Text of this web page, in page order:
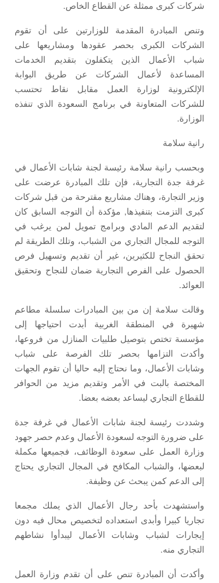
شركات كبرى ممثلة عن القطاع الخاص.
وتنص المبادرة المقدمة للوزارتين على أن تقوم
الشركات الكبرى بحصر عقودها ومشاريعها على
شباب الأعمال الذين يتكفلون بتقديم الخدمات
المساعدة لأعمال الشركات عن طريق البوابة
الإلكترونية لوزارة العمل مقابل نقاط تحتسب
للشركات المتعاونة في برنامج السعودة الذي تنفذه
الوزارة.
رانية سلامة
وبحسب رانية سلامة رئيسة لجنة شابات الأعمال في
غرفة جدة التجارية، فإن تلك المبادرة عرضت على
وزير التجارة، وهناك مشاريع مقترحة من قبل شركات
كبرى التزمت بتنفيذها, مؤكدة أن التوجه السابق كان
لتقديم الدعم المادي وبرامج تمويل لمن يرغب في
التوجه للمجال التجاري من الشباب، وتلك الطريقة لم
تحقق النجاح للكثيرين، غير أن تقديم وتسهيل فرص
الحصول على الفرص التجارية ضمان للنجاح وتحقيق
العوائد.
وقالت سلامة إن من بين المبادرات سلسلة مطاعم
شهيرة في المنطقة الغربية أبدت احتياجها إلى
مؤسسة تختص بتوصيل طلبيات المنازل من فروعها،
وأكدت التزامها بحصر تلك الفرصة على شباب
وشابات الأعمال، وما نحتاج إليه حاليا أن تقوم الجهات
المختصة بالبت في الأمر وتقديم مزيد من الحوافر
للقطاع التجاري ليساعد بعضه بعضا.
وشددت رئيسة لجنة شابات الأعمال في غرفة جدة
على ضرورة التوجه لسعودة الأعمال وعدم حصر جهود
وزارة العمل على سعودة الوظائف، فجميعها مكملة
لبعضها، والشباب المكافح في المجال التجاري يحتاج
إلى الدعم كمن يبحث عن وظيفة.
واستشهدت بأحد رجال الأعمال الذي يملك مجمعا
تجاريا كبيرا وأبدى استعداده لتخصيص محال فيه دون
إيجارات لشباب وشابات الأعمال ليبدأوا نشاطهم
التجاري منه.
وأكدت أن المبادرة تنص على أن تقدم وزارة العمل